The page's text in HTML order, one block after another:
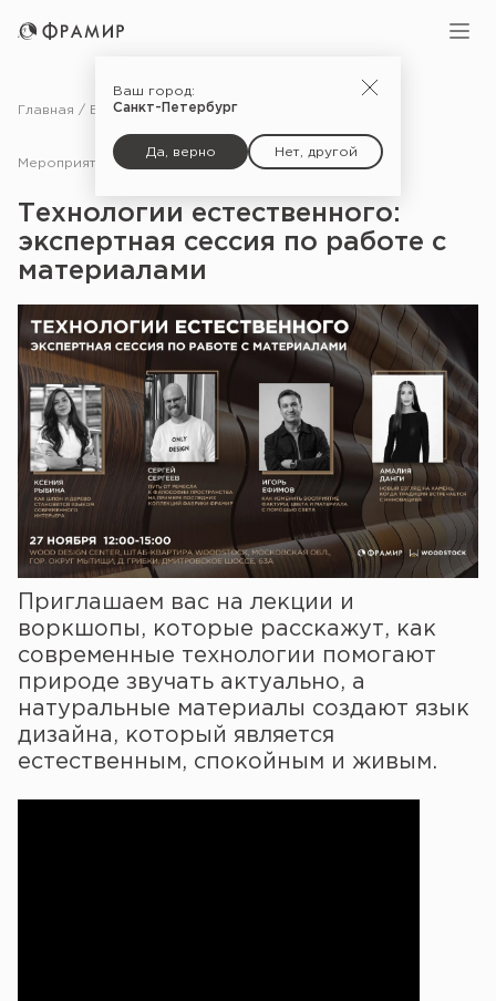
Ваш город:
Санкт-Петербург
Да, верно Нет, другой
Главная Блог Мероприятия
Мероприятия
Технологии естественного:
экспертная сессия по работе с
материалами
Приглашаем вас на лекции и
воркшопы, которые расскажут, как
современные технологии помогают
природе звучать актуально, а
натуральные материалы создают язык
дизайна, который является
естественным, спокойным и живым.